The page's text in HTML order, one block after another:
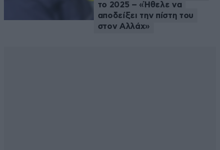
το 2025 – «Ήθελε να
αποδείξει την πίστη του
στον Αλλάχ»